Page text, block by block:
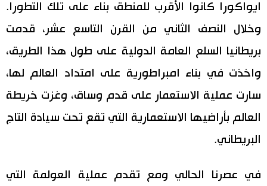
ايواكورا كانوا الأقرب للمنطق بناء على تلك التطورا.
وخلال النصف الثاني من القرن التاسع عشر، قدمت
بريطانيا السلع العامة الدولية على طول هذا الطريق،
واخذت في بناء امبراطورية على امتداد العالم لها،
سارت عملية الاستعمار على قدم وساق، وغزت خريطة
العالم بأراضيها الاستعمارية التي تقع تحت سيادة التاج
البريطاني.
في عصرنا الحالي ومع تقدم عملية العولمة التي